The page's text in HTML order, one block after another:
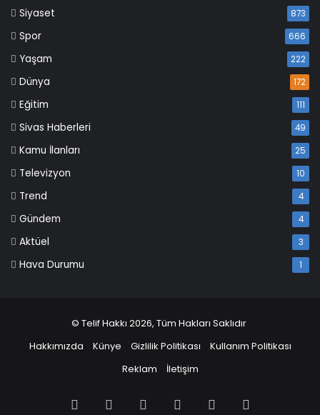
Siyaset 873
Spor 666
Yaşam 222
Dünya 172
Eğitim 111
Sivas Haberleri 49
Kamu İlanları 25
Televizyon 10
Trend 4
Gündem 4
Aktüel 3
Hava Durumu 1
© Telif Hakkı 2026, Tüm Hakları Saklıdır
Hakkımızda
Künye Gizlilik Politikası
Kullanım Politikası
Reklam
İletişim
Facebook PinterestLinkedInYouTube